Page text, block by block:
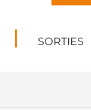
SORTIES